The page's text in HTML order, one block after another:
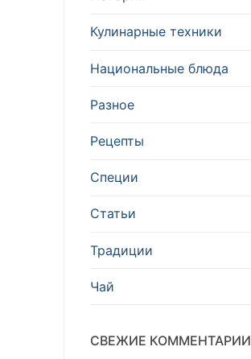
Кулинарные техники
Национальные блюда
Разное
Рецепты
Специи
Статьи
Традиции
Чай
СВЕЖИЕ КОММЕНТАРИИ